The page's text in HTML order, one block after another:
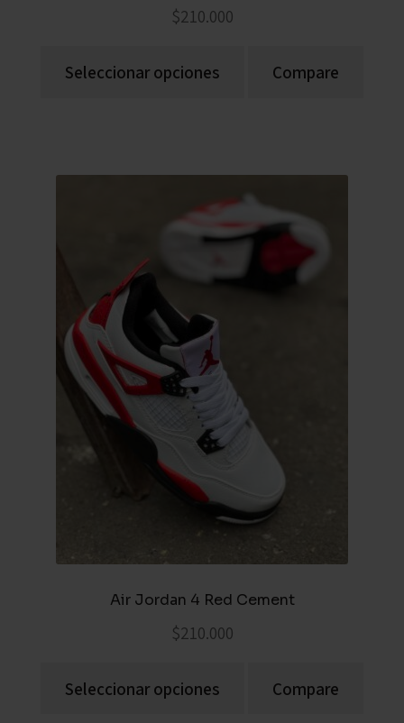
$210.000
Seleccionar opciones Compare
Air Jordan 4 Red Cement
$210.000
Seleccionar opciones Compare